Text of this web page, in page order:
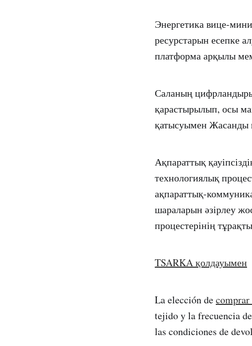
Энергетика вице-
ресурстарын есепке
платформа арқылы
Саланың
қарастырылып, осы
қатысуымен Жасанды
Ақпараттық
технологиялық
ақпараттық-
шараларын әзірлеу
процестерінің
TSARKA қолдауымен
La elección de
tejido y la frecuencia
las condiciones de